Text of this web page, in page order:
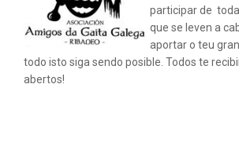
participar de
que se leven a
aportar o teu
todo isto siga sendo posible. Todos te
abertos!